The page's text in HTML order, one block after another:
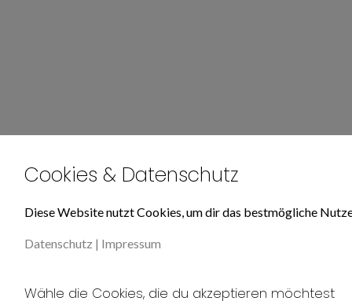
Cookies & Datenschutz
Diese Website nutzt Cookies, um dir das bestmögliche
Datenschutz | Impressum
Wähle die Cookies, die du akzeptieren möchtest